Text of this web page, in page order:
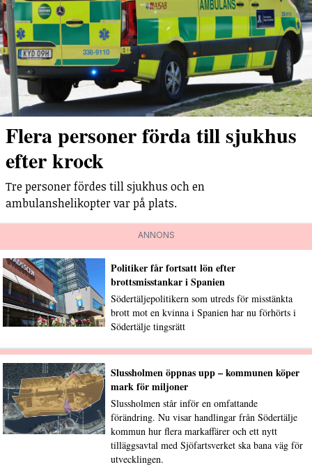
Flera personer förda till sjukhus
efter krock
Tre personer fördes till sjukhus och en
ambulanshelikopter var på plats.
ANNONS
Politiker får fortsatt lön efter
brottsmisstankar i Spanien
Södertäljepolitikern som utreds för misstänkta
brott mot en kvinna i Spanien har nu förhörts i
Södertälje tingsrätt
Slussholmen öppnas upp – kommunen köper
mark för miljoner
Slussholmen står inför en omfattande
förändring. Nu visar handlingar från Södertälje
kommun hur flera markaffärer och ett nytt
tilläggsavtal med Sjöfartsverket ska bana väg för
utvecklingen.